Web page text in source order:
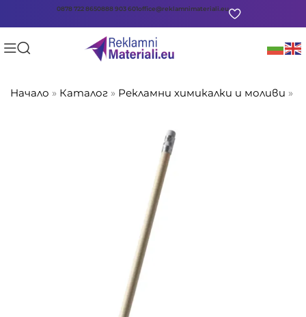
0878 722 8650888 903 601office@reklamnimateriali.eu
Начало » Каталог » Рекламни химикалки и моливи »